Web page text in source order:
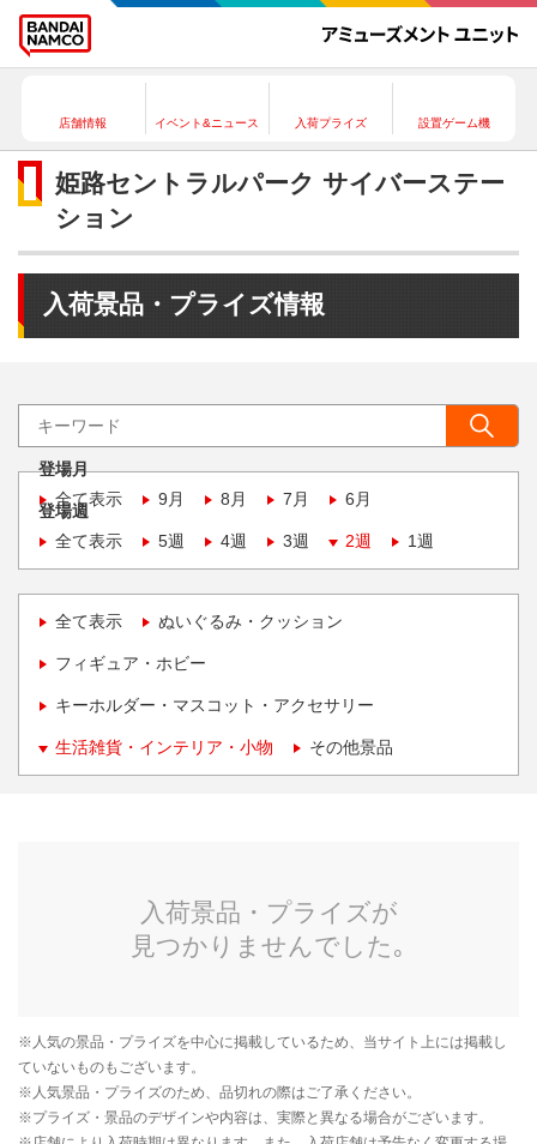
店舗情報 イベント&ニュース 入荷プライズ 設置ゲーム機
姫路セントラルパーク サイバーステー
ション
入荷景品・プライズ情報
登場月
全て表示
9月 8月 7月 6月
登場週
全て表示
5週 4週 3週 2週 1週
全て表示 ぬいぐるみ・クッション
フィギュア・ホビー
キーホルダー・マスコット・アクセサリー
生活雑貨・インテリア・小物 その他景品